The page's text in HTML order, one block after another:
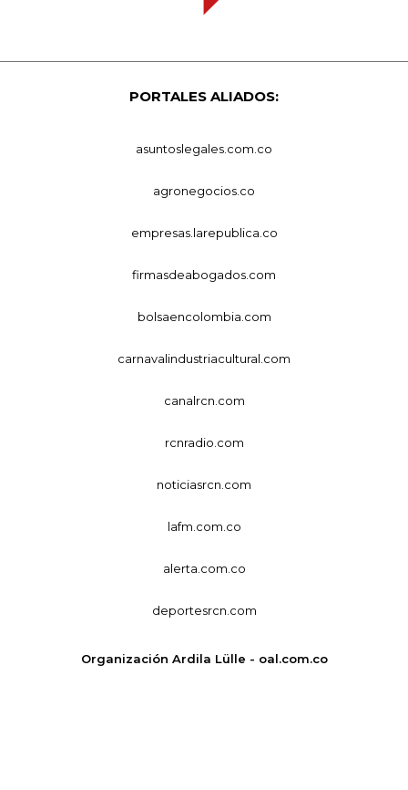
PORTALES ALIADOS:
asuntoslegales.com.co
agronegocios.co
empresas.larepublica.co
firmasdeabogados.com
bolsaencolombia.com
carnavalindustriacultural.com
canalrcn.com
rcnradio.com
noticiasrcn.com
lafm.com.co
alerta.com.co
deportesrcn.com
Organización Ardila Lülle - oal.com.co